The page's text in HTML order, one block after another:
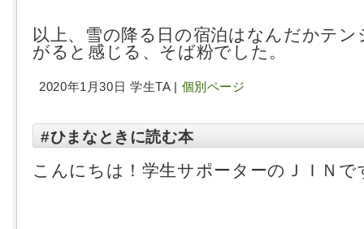
以上、雪の降る日の宿泊はなんだかテン
がると感じる、そば粉でした。
2020年1月30日 学生TA | 個別ページ
#ひまなときに読む本
こんにちは！学生サポーターのＪＩＮで